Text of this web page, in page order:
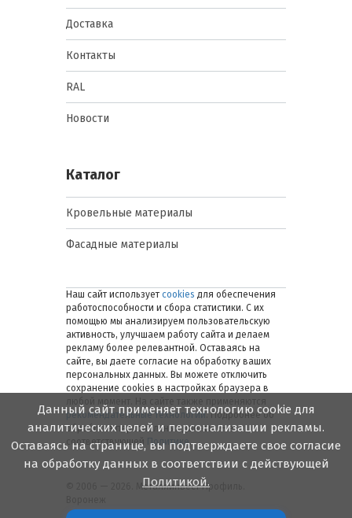
Доставка
Контакты
RAL
Новости
Каталог
Кровельные материалы
Фасадные материалы
Наш сайт использует cookies для обеспечения
работоспособности и сбора статистики. С их
помощью мы анализируем пользовательскую
активность, улучшаем работу сайта и делаем
рекламу более релевантной. Оставаясь на
сайте, вы даете согласие на обработку ваших
персональных данных. Вы можете отключить
сохранение cookies в настройках браузера в
рекомендательные технологии. Подробнее об
обработке персональных данных — в
соответствующей
Политике.
© 2006 — 2026. Металлинвест Профиль.
Данный сайт применяет технологию cookie для
аналитических целей и персонализации рекламы.
Оставаясь на странице, вы подтверждаете свое согласие
на обработку данных в соответствии с действующей
Политикой.